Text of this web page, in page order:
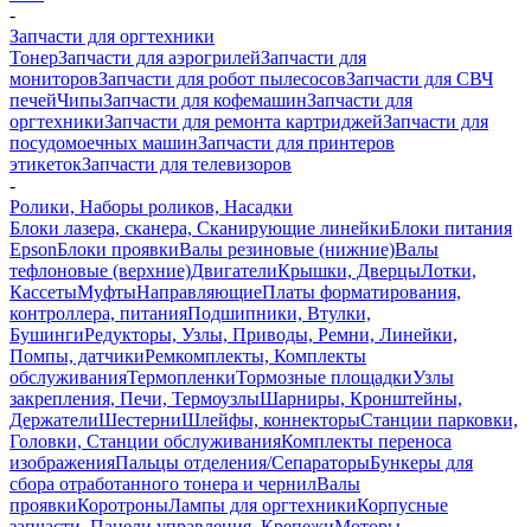
-
Запчасти для оргтехники
ТонерЗапчасти для аэрогрилейЗапчасти для
мониторовЗапчасти для робот пылесосовЗапчасти для СВЧ
печейЧипыЗапчасти для кофемашинЗапчасти для
оргтехникиЗапчасти для ремонта картриджейЗапчасти для
посудомоечных машинЗапчасти для принтеров
этикетокЗапчасти для телевизоров
-
Ролики, Наборы роликов, Насадки
Блоки лазера, сканера, Сканирующие линейкиБлоки питания
EpsonБлоки проявкиВалы резиновые (нижние)Валы
тефлоновые (верхние)ДвигателиКрышки, ДверцыЛотки,
КассетыМуфтыНаправляющиеПлаты форматирования,
контроллера, питанияПодшипники, Втулки,
БушингиРедукторы, Узлы, Приводы, Ремни, Линейки,
Помпы, датчикиРемкомплекты, Комплекты
обслуживанияТермопленкиТормозные площадкиУзлы
закрепления, Печи, ТермоузлыШарниры, Кронштейны,
ДержателиШестерниШлейфы, коннекторыСтанции парковки,
Головки, Станции обслуживанияКомплекты переноса
изображенияПальцы отделения/СепараторыБункеры для
сбора отработанного тонера и чернилВалы
проявкиКоротроныЛампы для оргтехникиКорпусные